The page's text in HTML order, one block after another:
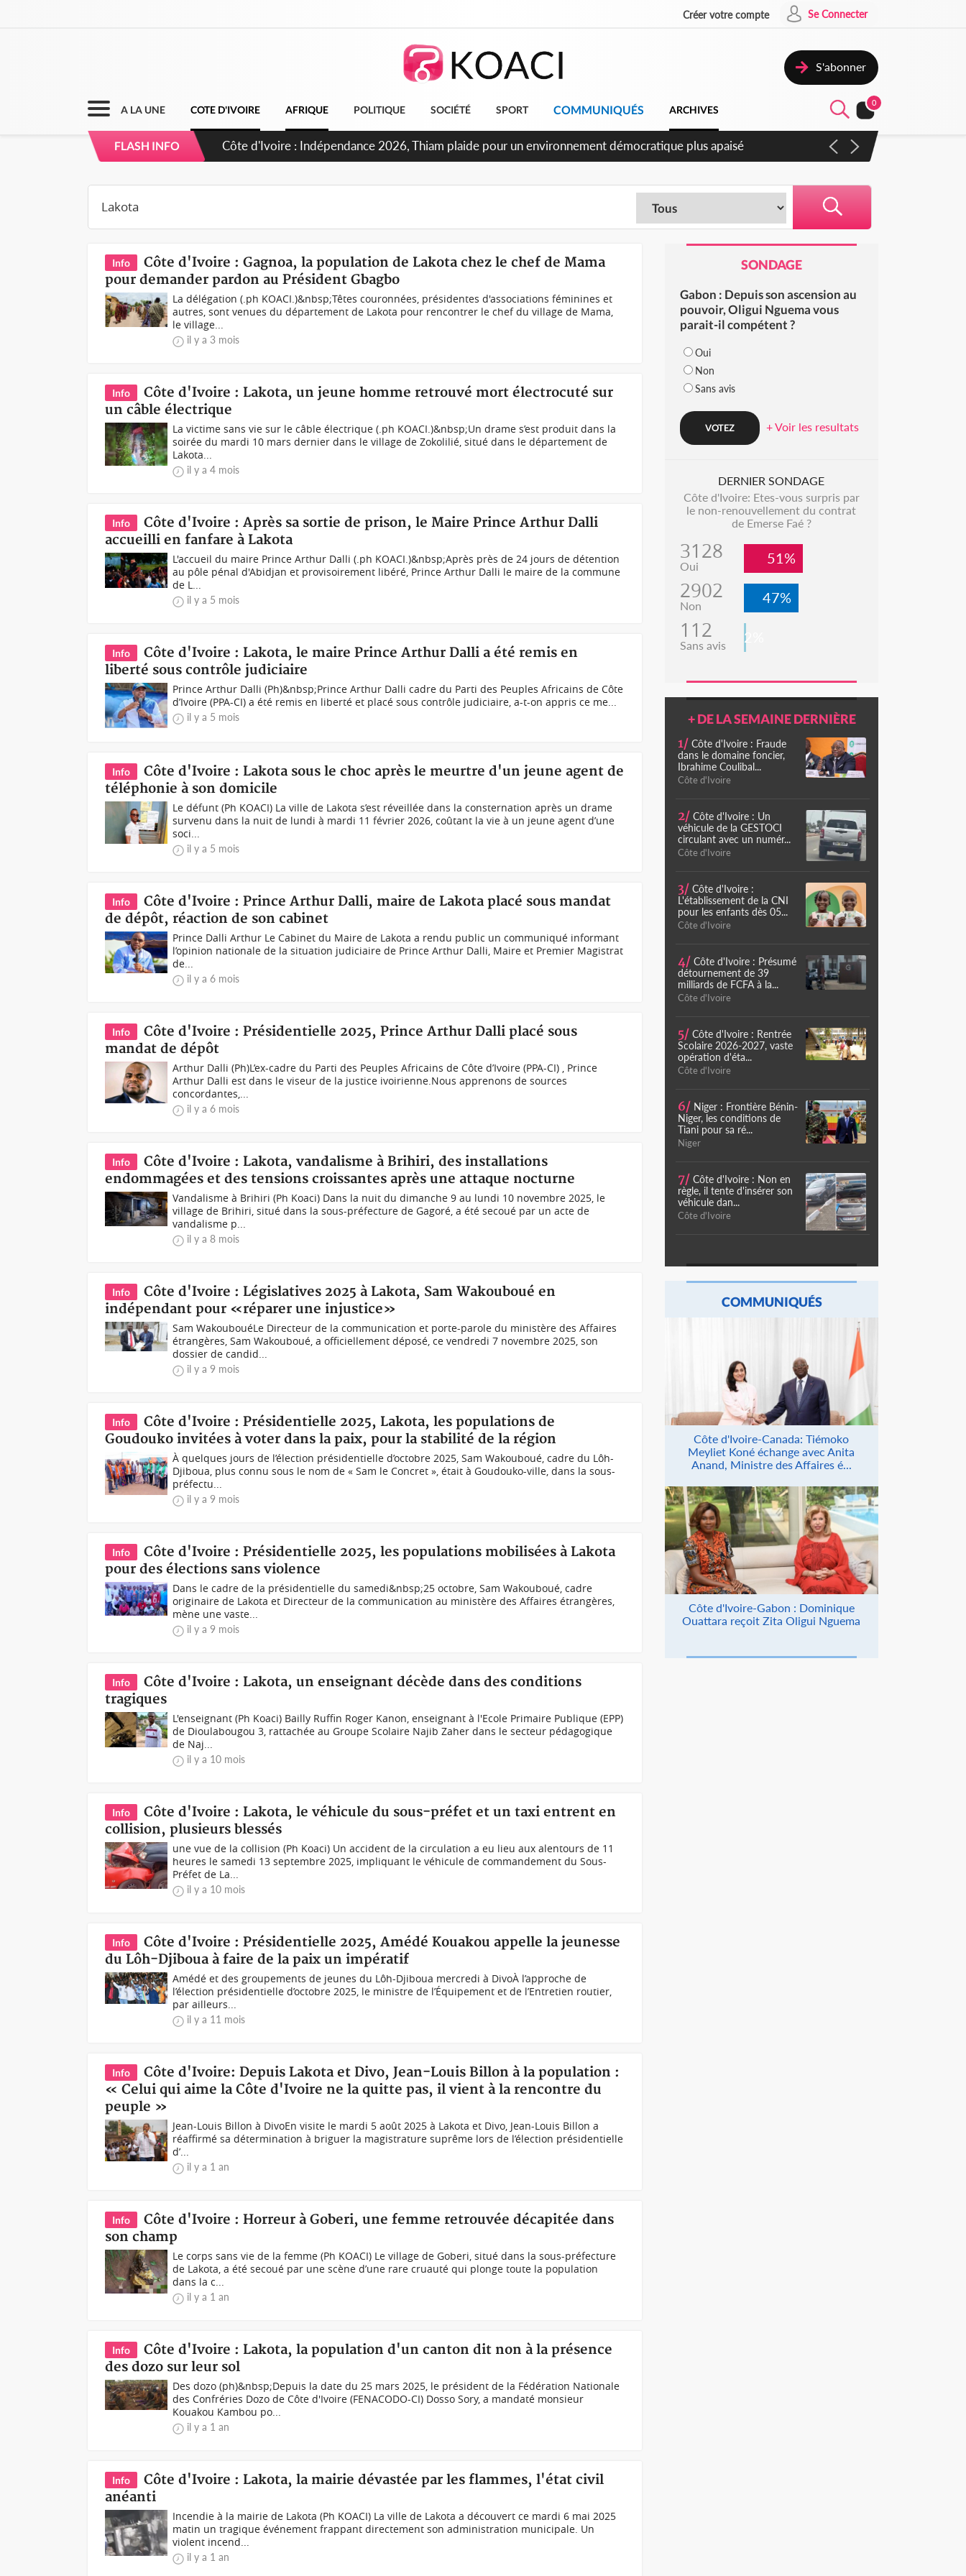
Créer votre compte Se Connecter
S'abonner
A LA UNE COTE D'IVOIRE AFRIQUE POLITIQUE SOCIÉTÉ SPORT COMMUNIQUÉS ARCHIVES
0
FLASH INFO Côte d'Ivoire : Concours INFAS 2026, les convocations seront disponibles à compter du samedi
Info
Côte d'Ivoire : Gagnoa, la population de Lakota chez le chef de Mama
pour demander pardon au Président Gbagbo
La délégation (.ph KOACI.)&nbsp;Têtes couronnées, présidentes d'associations féminines et
autres, sont venues du département de Lakota pour rencontrer le chef du village de Mama,
le village...
il y a 3 mois
Info
Côte d'Ivoire : Lakota, un jeune homme retrouvé mort électrocuté sur
un câble électrique
La victime sans vie sur le câble électrique (.ph KOACI.)&nbsp;Un drame s’est produit dans la
soirée du mardi 10 mars dernier dans le village de Zokolilié, situé dans le département de
Lakota...
il y a 4 mois
Info
Côte d'Ivoire : Après sa sortie de prison, le Maire Prince Arthur Dalli
accueilli en fanfare à Lakota
L'accueil du maire Prince Arthur Dalli (.ph KOACI.)&nbsp;Après près de 24 jours de détention
au pôle pénal d'Abidjan et provisoirement libéré, Prince Arthur Dalli le maire de la commune
de L...
il y a 5 mois
Info
Côte d'Ivoire : Lakota, le maire Prince Arthur Dalli a été remis en
liberté sous contrôle judiciaire
Prince Arthur Dalli (Ph)&nbsp;Prince Arthur Dalli cadre du Parti des Peuples Africains de Côte
d’Ivoire (PPA-CI) a été remis en liberté et placé sous contrôle judiciaire, a-t-on appris ce me...
il y a 5 mois
Info
Côte d'Ivoire : Lakota sous le choc après le meurtre d'un jeune agent de
téléphonie à son domicile
Le défunt (Ph KOACI) La ville de Lakota s’est réveillée dans la consternation après un drame
survenu dans la nuit de lundi à mardi 11 février 2026, coûtant la vie à un jeune agent d’une
soci...
il y a 5 mois
Info
Côte d'Ivoire : Prince Arthur Dalli, maire de Lakota placé sous mandat
de dépôt, réaction de son cabinet
Prince Dalli Arthur Le Cabinet du Maire de Lakota a rendu public un communiqué informant
l’opinion nationale de la situation judiciaire de Prince Arthur Dalli, Maire et Premier Magistrat
de...
il y a 6 mois
Info
Côte d'Ivoire : Présidentielle 2025, Prince Arthur Dalli placé sous
mandat de dépôt
Arthur Dalli (Ph)L’ex-cadre du Parti des Peuples Africains de Côte d’Ivoire (PPA-CI) , Prince
Arthur Dalli est dans le viseur de la justice ivoirienne.Nous apprenons de sources
concordantes,...
il y a 6 mois
Info
Côte d'Ivoire : Lakota, vandalisme à Brihiri, des installations
endommagées et des tensions croissantes après une attaque nocturne
Vandalisme à Brihiri (Ph Koaci) Dans la nuit du dimanche 9 au lundi 10 novembre 2025, le
village de Brihiri, situé dans la sous-préfecture de Gagoré, a été secoué par un acte de
vandalisme p...
il y a 8 mois
Info
Côte d'Ivoire : Législatives 2025 à Lakota, Sam Wakouboué en
indépendant pour «réparer une injustice»
Sam WakoubouéLe Directeur de la communication et porte-parole du ministère des Affaires
étrangères, Sam Wakouboué, a officiellement déposé, ce vendredi 7 novembre 2025, son
dossier de candid...
il y a 9 mois
Info
Côte d'Ivoire : Présidentielle 2025, Lakota, les populations de
Goudouko invitées à voter dans la paix, pour la stabilité de la région
À quelques jours de l’élection présidentielle d’octobre 2025, Sam Wakouboué, cadre du Lôh-
Djiboua, plus connu sous le nom de « Sam le Concret », était à Goudouko-ville, dans la sous-
préfectu...
il y a 9 mois
Info
Côte d'Ivoire : Présidentielle 2025, les populations mobilisées à Lakota
pour des élections sans violence
Dans le cadre de la présidentielle du samedi&nbsp;25 octobre, Sam Wakouboué, cadre
originaire de Lakota et Directeur de la communication au ministère des Affaires étrangères,
mène une vaste...
il y a 9 mois
Info
Côte d'Ivoire : Lakota, un enseignant décède dans des conditions
tragiques
L'enseignant (Ph Koaci) Bailly Ruffin Roger Kanon, enseignant à l'Ecole Primaire Publique (EPP)
de Dioulabougou 3, rattachée au Groupe Scolaire Najib Zaher dans le secteur pédagogique
de Naj...
il y a 10 mois
Info
Côte d'Ivoire : Lakota, le véhicule du sous-préfet et un taxi entrent en
collision, plusieurs blessés
une vue de la collision (Ph Koaci) Un accident de la circulation a eu lieu aux alentours de 11
heures le samedi 13 septembre 2025, impliquant le véhicule de commandement du Sous-
Préfet de La...
il y a 10 mois
Info
Côte d'Ivoire : Présidentielle 2025, Amédé Kouakou appelle la jeunesse
du Lôh-Djiboua à faire de la paix un impératif
Amédé et des groupements de jeunes du Lôh-Djiboua mercredi à DivoÀ l’approche de
l’élection présidentielle d’octobre 2025, le ministre de l’Équipement et de l’Entretien routier,
par ailleurs...
il y a 11 mois
Info
Côte d'Ivoire: Depuis Lakota et Divo, Jean-Louis Billon à la population :
« Celui qui aime la Côte d'Ivoire ne la quitte pas, il vient à la rencontre du
peuple »
Jean-Louis Billon à DivoEn visite le mardi 5 août 2025 à Lakota et Divo, Jean-Louis Billon a
réaffirmé sa détermination à briguer la magistrature suprême lors de l’élection présidentielle
d’...
il y a 1 an
Info
Côte d'Ivoire : Horreur à Goberi, une femme retrouvée décapitée dans
son champ
Le corps sans vie de la femme (Ph KOACI) Le village de Goberi, situé dans la sous-préfecture
de Lakota, a été secoué par une scène d’une rare cruauté qui plonge toute la population
dans la c...
il y a 1 an
Info
Côte d'Ivoire : Lakota, la population d'un canton dit non à la présence
des dozo sur leur sol
Des dozo (ph)&nbsp;Depuis la date du 25 mars 2025, le président de la Fédération Nationale
des Confréries Dozo de Côte d'Ivoire (FENACODO-CI) Dosso Sory, a mandaté monsieur
Kouakou Kambou po...
il y a 1 an
Info
Côte d'Ivoire : Lakota, la mairie dévastée par les flammes, l'état civil
anéanti
Incendie à la mairie de Lakota (Ph KOACI) La ville de Lakota a découvert ce mardi 6 mai 2025
matin un tragique événement frappant directement son administration municipale. Un
violent incend...
il y a 1 an
SONDAGE
Gabon : Depuis son ascension au
pouvoir, Oligui Nguema vous
parait-il compétent ?
Oui
Non
Sans avis
+ Voir les resultats
DERNIER SONDAGE
Côte d'Ivoire: Etes-vous surpris par
le non-renouvellement du contrat
de Emerse Faé ?
3128
Oui 51%
2902
Non 47%
112
Sans avis 2%
+ DE LA SEMAINE DERNIÈRE
1/ Côte d'Ivoire : Fraude
dans le domaine foncier,
Ibrahime Coulibal...
Côte d'Ivoire
2/ Côte d'Ivoire : Un
véhicule de la GESTOCI
circulant avec un numér...
Côte d'Ivoire
3/ Côte d'Ivoire :
L'établissement de la CNI
pour les enfants dès 05...
Côte d'Ivoire
4/ Côte d'Ivoire : Présumé
détournement de 39
milliards de FCFA à la...
Côte d'Ivoire
5/ Côte d'Ivoire : Rentrée
Scolaire 2026-2027, vaste
opération d'éta...
Côte d'Ivoire
6/ Niger : Frontière Bénin-
Niger, les conditions de
Tiani pour sa ré...
Niger
7/ Côte d'Ivoire : Non en
règle, il tente d'insérer son
véhicule dan...
Côte d'Ivoire
COMMUNIQUÉS
Côte d'Ivoire-Canada: Tiémoko
Meyliet Koné échange avec Anita
Anand, Ministre des Affaires é...
Côte d'Ivoire-Gabon : Dominique
Ouattara reçoit Zita Oligui Nguema